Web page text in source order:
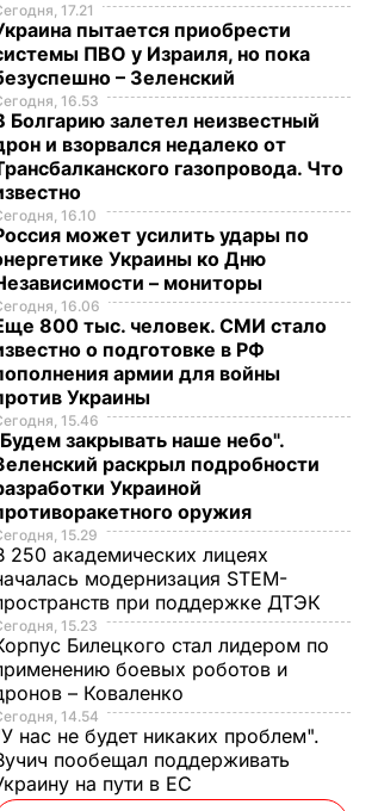
взрыв в
СОБЫТИЯ
17.21
пытается приобрести
ПВО у Израиля, но пока
– Зеленский
16.53
Болгарию залетел неизвестный
и взорвался недалеко от
газопровода. Что
16.10
может усилить удары по
Украины ко Дню
– мониторы
16.06
800 тыс. человек. СМИ стало
о подготовке в РФ
армии для войны
Украины
15.46
закрывать наше небо".
раскрыл подробности
Украиной
оружия
15.29
250 академических лицеях
модернизация STEM-
при поддержке ДТЭК​
15.23
Билецкого стал лидером по
боевых роботов и
– Коваленко
14.54
нас не будет никаких проблем".
пообещал поддерживать
на пути в ЕС